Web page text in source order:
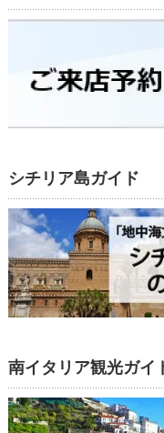
シチリア島ガイド
南イタリア観光ガイ